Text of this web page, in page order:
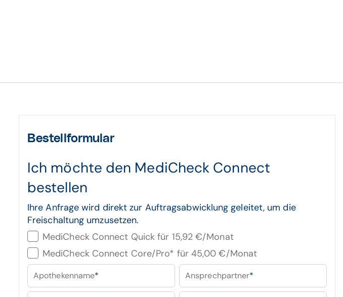
Bestellformular
Ich möchte den MediCheck Connect
bestellen
Ihre Anfrage wird direkt zur Auftragsabwicklung geleitet, um die
Freischaltung umzusetzen.
MediCheck Connect Quick für 15,92 €/Monat
MediCheck Connect Core/Pro* für 45,00 €/Monat
Apothekenname* Ansprechpartner*